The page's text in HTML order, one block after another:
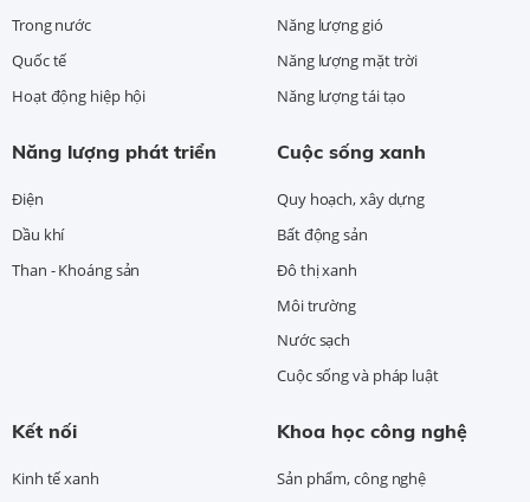
Trong nước
Quốc tế
Hoạt động hiệp hội
Năng lượng gió
Năng lượng mặt trời
Năng lượng tái tạo
Năng lượng phát triển
Điện
Dầu khí
Than - Khoáng sản
Cuộc sống xanh
Quy hoạch, xây dựng
Bất động sản
Đô thị xanh
Môi trường
Nước sạch
Cuộc sống và pháp luật
Kết nối
Kinh tế xanh
Khoa học công nghệ
Sản phẩm, công nghệ